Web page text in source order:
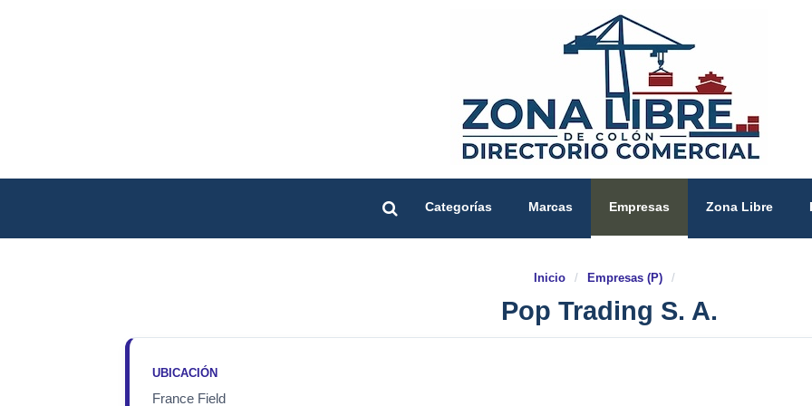
Categorías Marcas Empresas Zona Libre
Inicio / Empresas (P) /
Pop Trading S. A.
UBICACIÓN
France Field